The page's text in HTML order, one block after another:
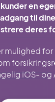
en
til
deres
mulighed
iOS- og